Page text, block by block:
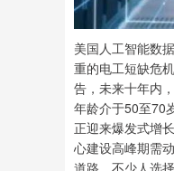
美国人工智能数
重的电工短缺危
告，未来十年内
年龄介于50至70
正迎来爆发式增
心建设高峰期需
道路，不少人选